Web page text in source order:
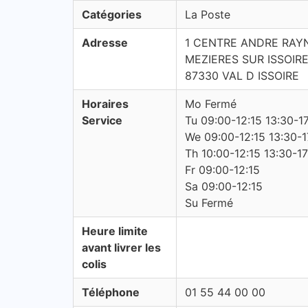
Catégories La Poste
Adresse
1 CENTRE ANDRE
MEZIERES SUR ISSOIRE
87330 VAL D ISSOIRE
Horaires
Service
Mo Fermé
Tu 09:00-12:15 13:30-
We 09:00-12:15 13:30-
Th 10:00-12:15 13:30-
Fr 09:00-12:15
Sa 09:00-12:15
Su Fermé
Heure limite
avant livrer les
colis
Téléphone 01 55 44 00 00